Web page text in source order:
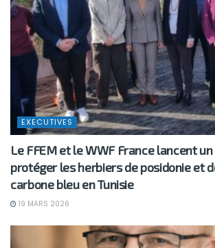
EXECUTIVES
Le FFEM et le WWF France lancent
protéger les herbiers de posidonie et
carbone bleu en Tunisie
19 MARS 2026